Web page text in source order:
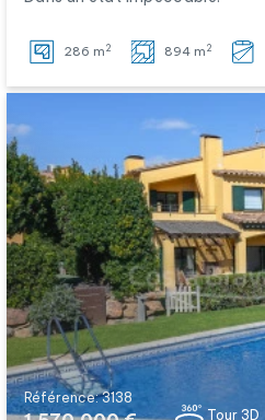
286 m 2 894 m 2
Référence: 3138
Tour 3D